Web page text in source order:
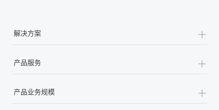
解决方案 +
产品服务 +
产品业务规模 +